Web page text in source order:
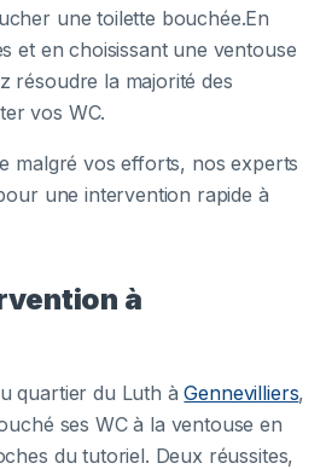
une toilette bouchée.En
et en choisissant une ventouse
résoudre la majorité des
vos WC.
malgré vos efforts, nos experts
une intervention rapide à
à
quartier du Luth àGennevilliers,
ses WC à la ventouse en
du tutoriel. Deux réussites,